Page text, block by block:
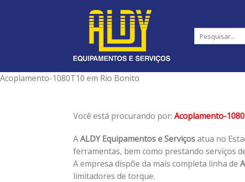
Acoplamento-1080T10 em Rio Bonito
Você está procurando por: Acoplamento-
AALDY Equipamentos e Serviçosatua no
ferramentas, bem como prestando serviços
A empresa dispõe da mais completa linha de
limitadores de torque.